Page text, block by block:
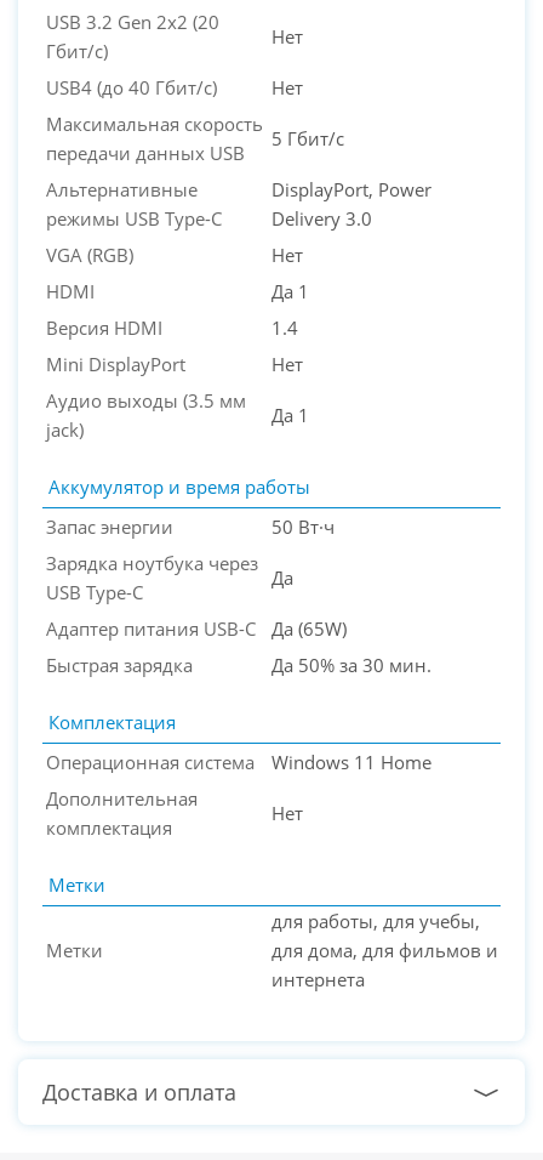
USB 3.2 Gen 2x2 (20
Гбит/с)
Нет
USB4 (до 40 Гбит/с)
Нет
Максимальная скорость
передачи данных USB
5 Гбит/с
Альтернативные
режимы USB Type-C
DisplayPort, Power
Delivery 3.0
VGA (RGB)
Нет
HDMI
Да 1
Версия HDMI
1.4
Mini DisplayPort
Нет
Аудио выходы (3.5 мм
jack)
Да 1
Аккумулятор и время работы
Запас энергии
50 Вт·ч
Зарядка ноутбука через
USB Type-C
Да
Адаптер питания USB-C
Да (65W)
Быстрая зарядка
Да 50% за 30 мин.
Комплектация
Операционная система
Windows 11 Home
Дополнительная
комплектация
Нет
Метки
Метки
для работы, для учебы,
для дома, для фильмов и
интернета
Доставка и оплата